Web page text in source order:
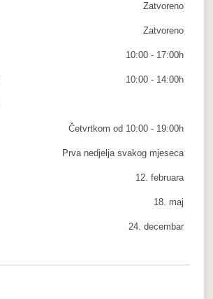
Zatvoreno
Zatvoreno
10:00 - 17:00h
10:00 - 14:00h
Četvrtkom od 10:00 - 19:00h
Prva nedjelja svakog mjeseca
12. februara
18. maj
24. decembar